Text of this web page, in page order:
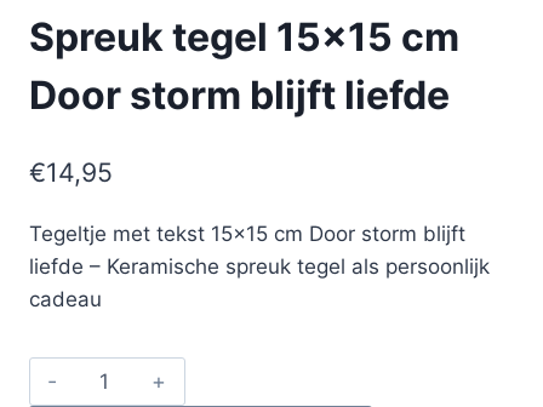
Spreuk tegel 15×15 cm
Door storm blijft liefde
€14,95
Tegeltje met tekst 15×15 cm Door storm blijft
liefde – Keramische spreuk tegel als persoonlijk
cadeau